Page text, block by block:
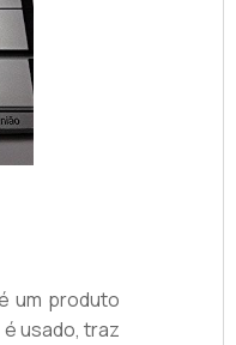
ou um
grande
um produto
é usado, traz